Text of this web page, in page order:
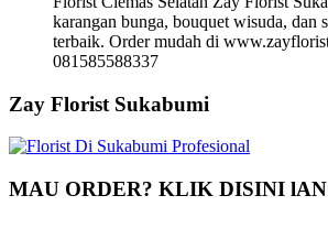
karangan bunga, bouquet wisuda, dan
terbaik. Order mudah di
081585588337
Zay Florist Sukabumi
MAU ORDER? KLIK DISINI